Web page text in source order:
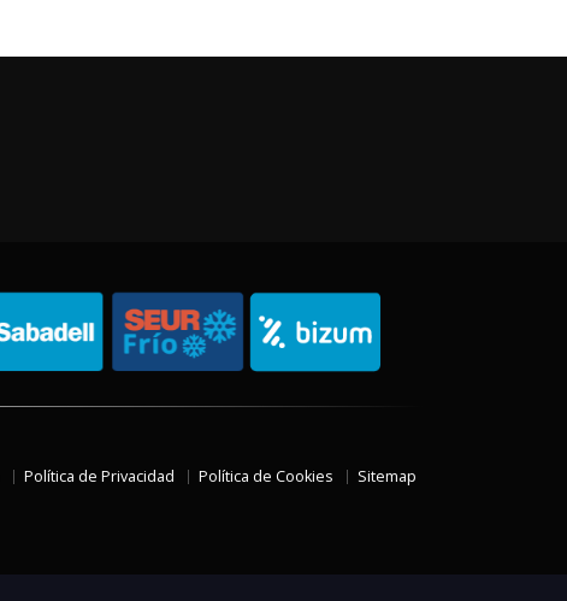
Política de Privacidad Política de Cookies Sitemap